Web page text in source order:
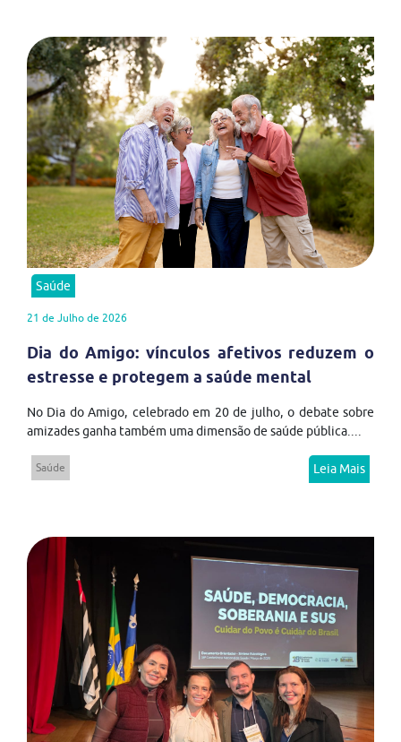
Saúde
21 de Julho de 2026
Dia do Amigo: vínculos afetivos reduzem o
estresse e protegem a saúde mental
No Dia do Amigo, celebrado em 20 de julho, o debate sobre
amizades ganha também uma dimensão de saúde pública....
Saúde Leia Mais